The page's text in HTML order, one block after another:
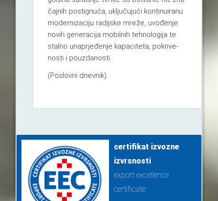
čaj­nih pos­tig­nuća, uklju­ču­jući kon­ti­nu­iranu
moder­ni­za­ciju radij­ske mreže, uvo­đe­nje
novih gene­ra­cija mobil­nih teh­no­lo­gija te
stalno una­p­rje­đe­nje kapa­ci­teta, pokri­ve­
nosti i pouz­da­nosti.
(Poslovni dnevnik)
certifikat izvozne
izvrsnosti
export excellence
certificate